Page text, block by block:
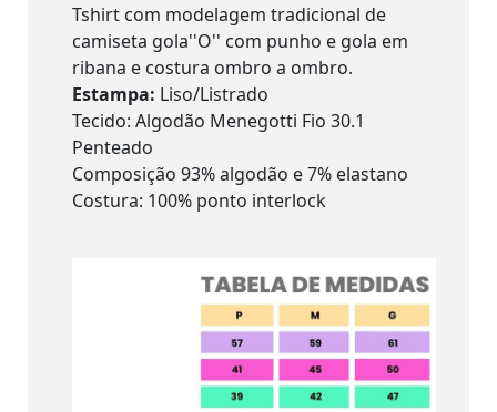
Tshirt com modelagem tradicional de
camiseta gola''O'' com punho e gola em
ribana e costura ombro a ombro.
Estampa: Liso/Listrado
Tecido: Algodão Menegotti Fio 30.1
Penteado
Composição 93% algodão e 7% elastano
Costura: 100% ponto interlock